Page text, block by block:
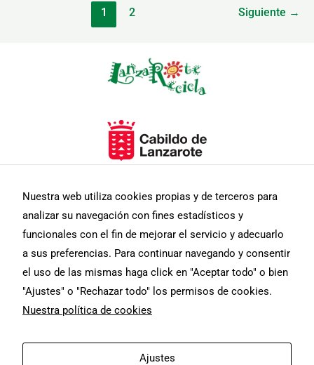
1 2 Siguiente →
Aviso Legal
a
w
n
Nuestra web utiliza cookies propias y de terceros para
analizar su navegación con fines estadísticos y
funcionales con el fin de mejorar el servicio y adecuarlo
a sus preferencias. Para continuar navegando y consentir
el uso de las mismas haga click en "Aceptar todo" o bien
"Ajustes" o "Rechazar todo" los permisos de cookies.
Nuestra política de cookies
Ajustes